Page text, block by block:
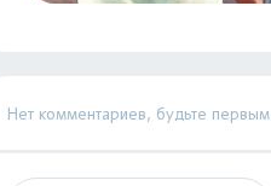
Нет комментариев, будьте первым